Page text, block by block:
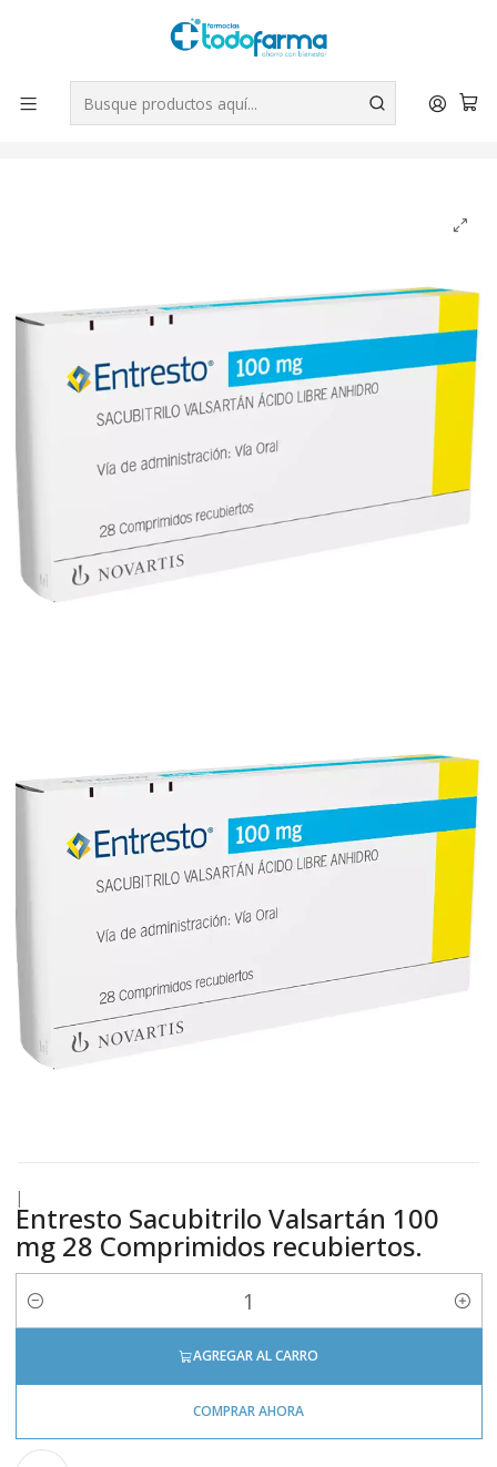
Tus compras tienen envío GRATIS por Rappi - Atención exclusiva
para Chile | WhatsApp +56
Leer más
Inicio Medicamentos
Entresto Sacubitrilo Valsartán 100 mg 28 Comprimidos
|
Entresto Sacubitrilo Valsartán 100
mg 28 Comprimidos recubiertos.
Cantidad
AGREGAR AL CARRO
COMPRAR AHORA